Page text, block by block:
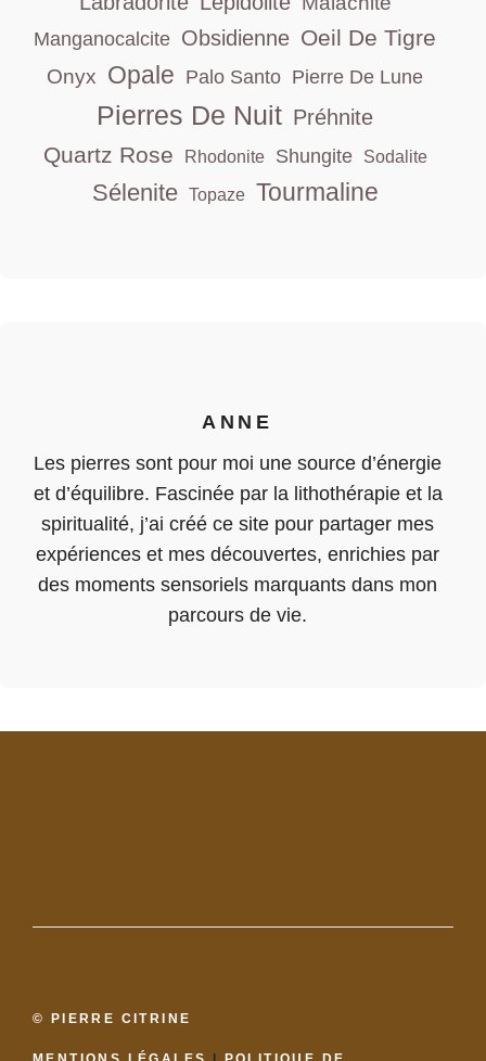
Manganocalcite Obsidienne Oeil De Tigre
Onyx Opale Palo Santo Pierre De Lune
Pierres De Nuit Préhnite
Quartz Rose Rhodonite Shungite Sodalite
Sélenite Topaze Tourmaline
ANNE
Les pierres sont pour moi une source d’énergie
et d’équilibre. Fascinée par la lithothérapie et la
spiritualité, j’ai créé ce site pour partager mes
expériences et mes découvertes, enrichies par
des moments sensoriels marquants dans mon
parcours de vie.
© PIERRE CITRINE